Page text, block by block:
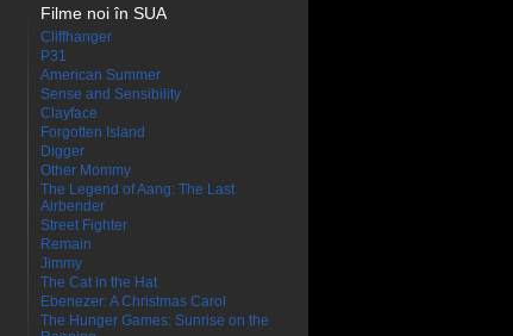
Filme noi în SUA
Cliffhanger
P31
American Summer
Sense and Sensibility
Clayface
Forgotten Island
Digger
Other Mommy
The Legend of Aang: The Last
Airbender
Street Fighter
Remain
Jimmy
The Cat in the Hat
Ebenezer: A Christmas Carol
The Hunger Games: Sunrise on the